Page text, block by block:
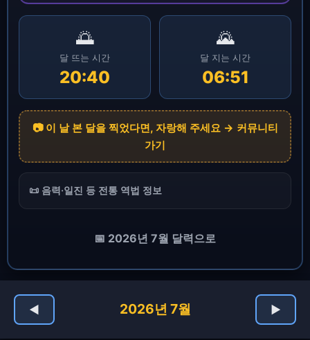
🌅
달 뜨는 시간
20:40
🌄
달 지는 시간
06:51
📷 이 날 본 달을 찍었다면, 자랑해 주세요 → 커뮤니티
가기
📜 음력·일진 등 전통 역법 정보
📅 2026년 7월 달력으로
◀ 2026년 7월 ▶